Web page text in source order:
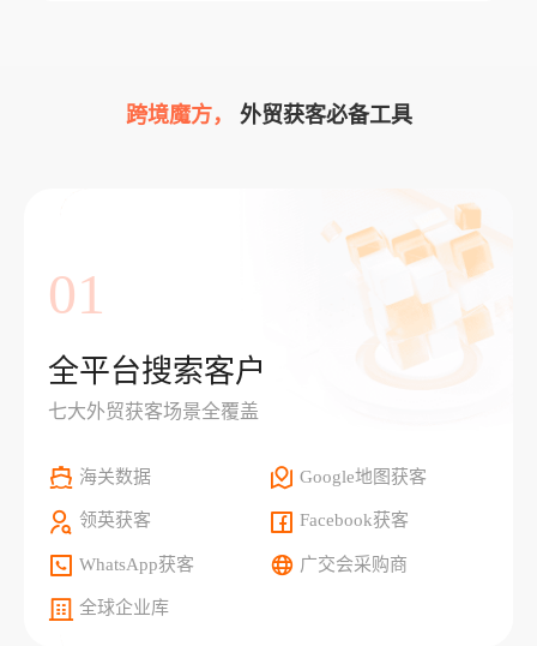
跨境魔方， 外贸获客必备工具
01
全平台搜索客户
七大外贸获客场景全覆盖
海关数据 Google地图获客
领英获客 Facebook获客
WhatsApp获客 广交会采购商
全球企业库